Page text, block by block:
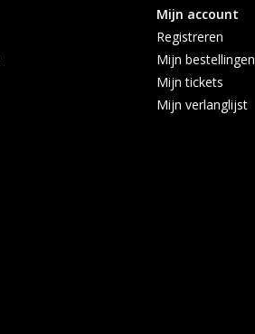
Mijn account
Registreren
Mijn bestellingen
Mijn tickets
Mijn verlanglijst